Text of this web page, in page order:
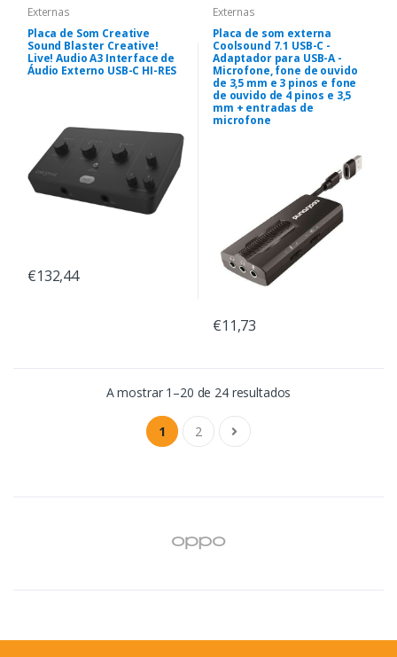
Externas
Placa de Som Creative
Sound Blaster Creative!
Live! Audio A3 Interface de
Áudio Externo USB-C HI-RES
€132,44
Externas
Placa de som externa
Coolsound 7.1 USB-C -
Adaptador para USB-A -
Microfone, fone de ouvido
de 3,5 mm e 3 pinos e fone
de ouvido de 4 pinos e 3,5
mm + entradas de
microfone
€11,73
A mostrar 1–20 de 24 resultados
1 2